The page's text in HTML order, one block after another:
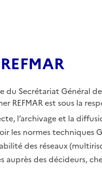
du Secrétariat Général
REFMAR est sous la
l’archivage et la
les normes techniques
des réseaux
auprès des décideurs,